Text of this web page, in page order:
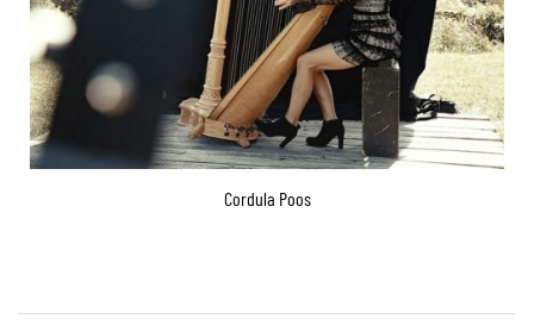
Cordula Poos